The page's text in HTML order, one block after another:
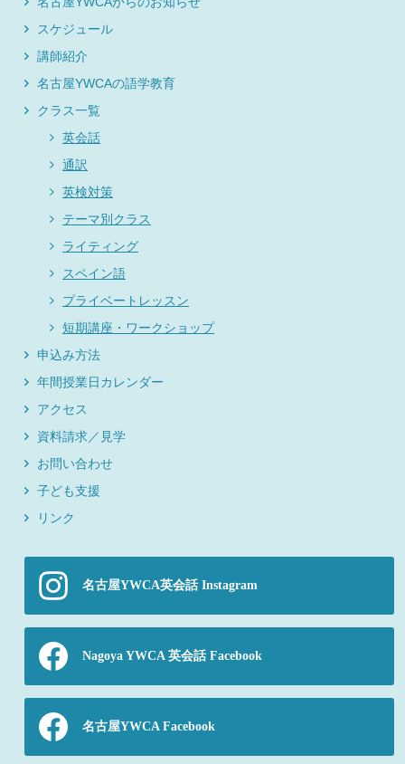
スケジュール
講師紹介
名古屋YWCAの語学教育
クラス一覧
英会話
通訳
英検対策
テーマ別クラス
ライティング
スペイン語
プライベートレッスン
短期講座・ワークショップ
申込み方法
年間授業日カレンダー
アクセス
資料請求／見学
お問い合わせ
子ども支援
リンク
名古屋YWCA英会話 Instagram
Nagoya YWCA 英会話 Facebook
名古屋YWCA Facebook